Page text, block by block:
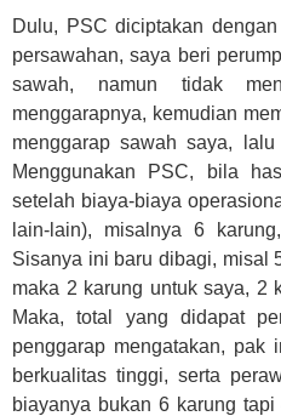
Dulu, PSC diciptakan
persawahan, saya beri
sawah, namun tidak
menggarapnya, kemudian
menggarap sawah saya,
Menggunakan PSC, bila
setelah biaya-biaya
lain-lain), misalnya 6
Sisanya ini baru dibagi, misal
maka 2 karung untuk saya, 2
Maka, total yang didapat
penggarap mengatakan,
berkualitas tinggi, serta
biayanya bukan 6 karung